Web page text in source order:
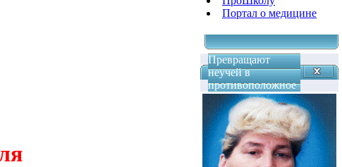
Портал о медицине
Превращают
неучей в
противоположное